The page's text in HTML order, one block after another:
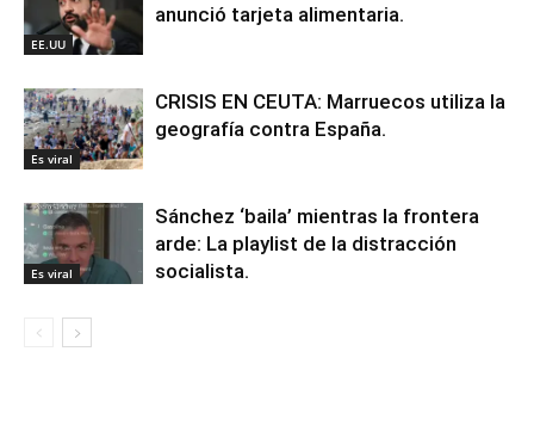
EE.UU
anunció tarjeta alimentaria.
Es viral
CRISIS EN CEUTA: Marruecos utiliza la
geografía contra España.
Es viral
Sánchez ‘baila’ mientras la frontera
arde: La playlist de la distracción
socialista.